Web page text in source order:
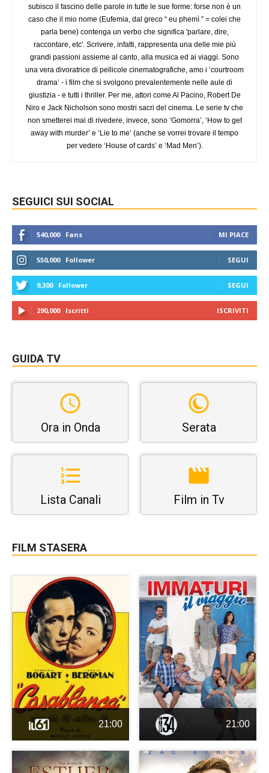
subisco il fascino delle parole in tutte le sue forme: forse non è un
caso che il mio nome (Eufemia, dal greco “ eu phemì ” = colei che
parla bene) contenga un verbo che significa 'parlare, dire,
raccontare, etc'. Scrivere, infatti, rappresenta una delle mie più
grandi passioni assieme al canto, alla musica ed ai viaggi. Sono
una vera divoratrice di pellicole cinematografiche, amo i ‘courtroom
drama’ - i film che si svolgono prevalentemente nelle aule di
giustizia - e tutti i thriller. Per me, attori come Al Pacino, Robert De
Niro e Jack Nicholson sono mostri sacri del cinema. Le serie tv che
non smetterei mai di rivedere, invece, sono ‘Gomorra’, ‘How to get
away with murder’ e ‘Lie to me’ (anche se vorrei trovare il tempo
per vedere ‘House of cards’ e ‘Mad Men’).
SEGUICI SUI SOCIAL
540,000 Fans MI PIACE
550,000 Follower SEGUI
9,300 Follower SEGUI
290,000 Iscritti ISCRIVITI
GUIDA TV
Ora in Onda Serata
Lista Canali Film in Tv
FILM STASERA
21:00 21:00